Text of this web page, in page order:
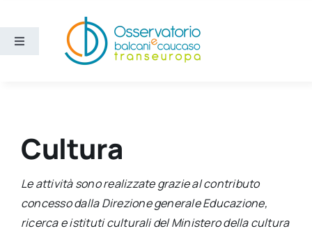
contenuto
Toggle
Sezioni
Cultura
Le attività sono realizzate grazie al contributo
concesso dalla Direzione generale Educazione,
ricerca e istituti culturali del Ministero della cultura